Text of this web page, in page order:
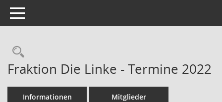
Toggle navigation
Rechercheauswahl
Fraktion Die Linke - Termine 2022
Informationen Mitglieder